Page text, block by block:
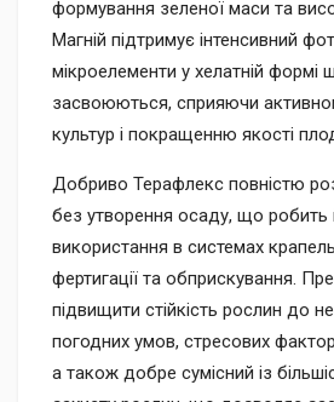
формування зеленої маси та
Магній підтримує інтенсивний
мікроелементи у хелатній формі
засвоюються, сприяючи
культур і покращенню якості
Добриво Терафлекс повністю
без утворення осаду, що робить
використання в системах
фертигації та обприскування.
підвищити стійкість рослин до
погодних умов, стресових
а також добре сумісний із